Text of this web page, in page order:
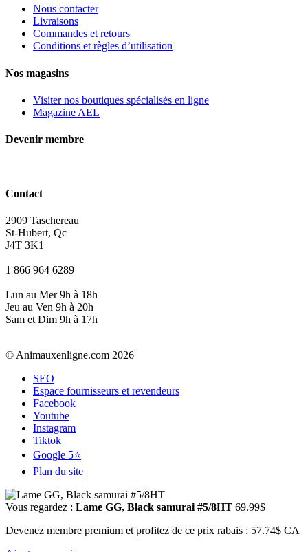
Nous contacter
Livraisons
Commandes et retours
Conditions et règles d’utilisation
Nos magasins
Visiter nos boutiques spécialisés en ligne
Magazine AEL
Devenir membre
Contact
2909 Taschereau
St-Hubert, Qc
J4T 3K1
1 866 964 6289
Lun au Mer 9h à 18h
Jeu au Ven 9h à 20h
Sam et Dim 9h à 17h
© Animauxenligne.com 2026
SEO
Espace fournisseurs et revendeurs
Facebook
Youtube
Instagram
Tiktok
Google 5⭐
Plan du site
Vous regardez : Lame GG, Black samurai #5/8HT 69.99$
Devenez membre premium et profitez de ce prix rabais : 57.74$ CA